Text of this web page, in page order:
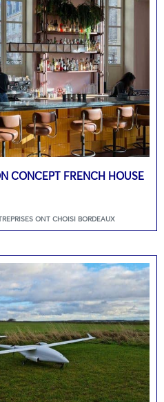
CONCEPT FRENCH HOUSE
ONT CHOISI BORDEAUX